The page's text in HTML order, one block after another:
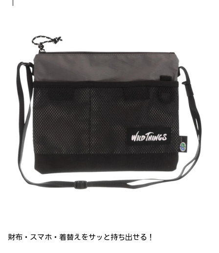
財布・スマホ・着替えをサッと持ち出せる！